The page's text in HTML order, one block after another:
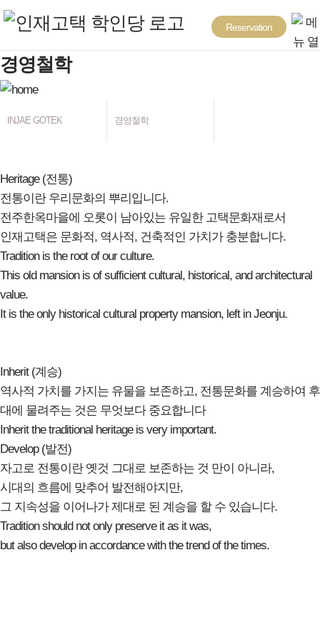
Reservation
경영철학
INJAE GOTEK 경영철학
Heritage (전통)
전통이란 우리문화의 뿌리입니다.
전주한옥마을에 오롯이 남아있는 유일한 고택문화재로서
인재고택은 문화적, 역사적, 건축적인 가치가 충분합니다.
Tradition is the root of our culture.
This old mansion is of sufficient cultural, historical, and architectural
value.
It is the only historical cultural property mansion, left in Jeonju.
Inherit (계승)
역사적 가치를 가지는 유물을 보존하고, 전통문화를 계승하여 후
대에 물려주는 것은 무엇보다 중요합니다
Inherit the traditional heritage is very important.
Develop (발전)
자고로 전통이란 옛것 그대로 보존하는 것 만이 아니라,
시대의 흐름에 맞추어 발전해야지만,
그 지속성을 이어나가 제대로 된 계승을 할 수 있습니다.
Tradition should not only preserve it as it was,
but also develop in accordance with the trend of the times.